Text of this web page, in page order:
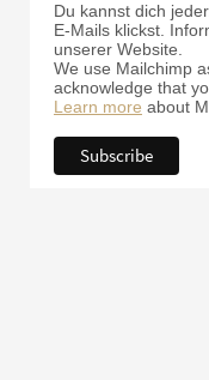
Du kannst dich
E-Mails klickst.
unserer Website.
We use Mailchimp
acknowledge that
Learn more about